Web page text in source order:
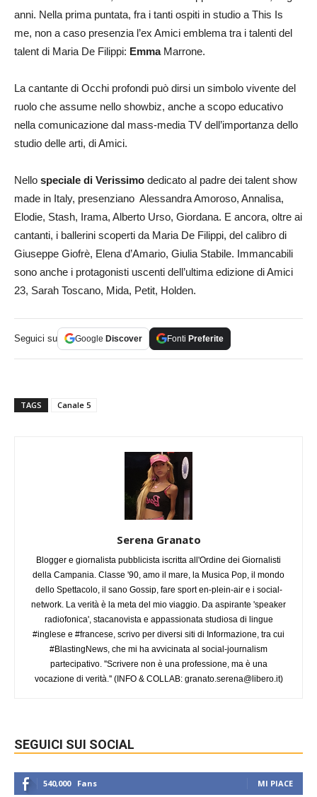
anni. Nella prima puntata, fra i tanti ospiti in studio a This Is
me, non a caso presenzia l’ex Amici emblema tra i talenti del
talent di Maria De Filippi: EmmaMarrone.
La cantante di Occhi profondi può dirsi un simbolo vivente del
ruolo che assume nello showbiz, anche a scopo educativo
nella comunicazione dal mass-media TV dell’importanza dello
studio delle arti, di Amici.
Nello speciale di Verissimo dedicato al padre dei talent show
made in Italy, presenziano Alessandra Amoroso, Annalisa,
Elodie, Stash, Irama, Alberto Urso, Giordana. E ancora, oltre ai
cantanti, i ballerini scoperti da Maria De Filippi, del calibro di
Giuseppe Giofrè, Elena d’Amario, Giulia Stabile. Immancabili
sono anche i protagonisti uscenti dell’ultima edizione di Amici
23, Sarah Toscano, Mida, Petit, Holden.
Seguici su Google Discover Fonti Preferite
TAGS Canale 5
Serena Granato
Blogger e giornalista pubblicista iscritta all'Ordine dei Giornalisti
della Campania. Classe '90, amo il mare, la Musica Pop, il mondo
dello Spettacolo, il sano Gossip, fare sport en-plein-air e i social-
network. La verità è la meta del mio viaggio. Da aspirante 'speaker
radiofonica', stacanovista e appassionata studiosa di lingue
#inglese e #francese, scrivo per diversi siti di Informazione, tra cui
#BlastingNews, che mi ha avvicinata al social-journalism
partecipativo. ''Scrivere non è una professione, ma è una
vocazione di verità.'' (INFO & COLLAB: granato.serena@libero.it)
SEGUICI SUI SOCIAL
540,000 Fans MI PIACE